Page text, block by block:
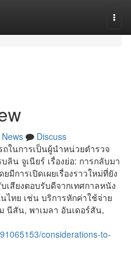
News
Discuss
ในการเป็นผู้นำหน่วยตำรวจ
ลิน จูเนียร์ เรื่องย่อ: การกลับมา
การเปิดเผยเรื่องราวใหม่ที่ยัง
เสียงตอบรับดีจากเทศกาลหนัง
ไทย เช่น บริการหักค่าใช้จ่าย
นีสัน, พาเมลา อันเดอร์สัน,
considerations-to-